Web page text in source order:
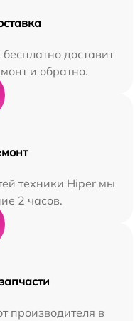
доставит
и обратно.
техники Hiper мы
2 часов.
производителя в